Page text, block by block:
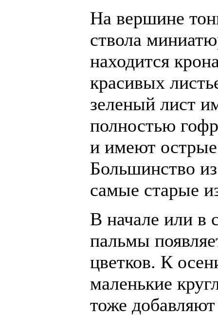
На вершине
ствола
находится
красивых
зеленый лист
полностью
и имеют
Большинство
самые старые
В начале или в
пальмы
цветков. К
маленькие
тоже